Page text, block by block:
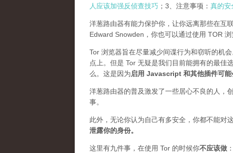
人应该加强反侦查技巧 ；3、注意事项： 真的安
洋葱路由器有能力保护你，让你远离那些在互
Edward Snowden，你也可以通过使用 TOR 浏
Tor 浏览器旨在尽量减少间谍行为和窃听的机
点上。但是 Tor 无疑是我们目前能拥有的最佳
么。这是因为启用 Javascript 和其他插件可
洋葱路由器的普及激发了一些居心不良的人，
事。
此外，无论你认为自己有多安全，你都不能对
泄露你的身份。
这里有九件事，在使用 Tor 的时候你不应该做 ：